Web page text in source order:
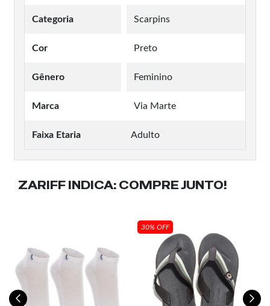
Categoria Scarpins
Cor Preto
Gênero Feminino
Marca Via Marte
Faixa Etaria Adulto
ZARIFF INDICA: COMPRE JUNTO!
30% OFF